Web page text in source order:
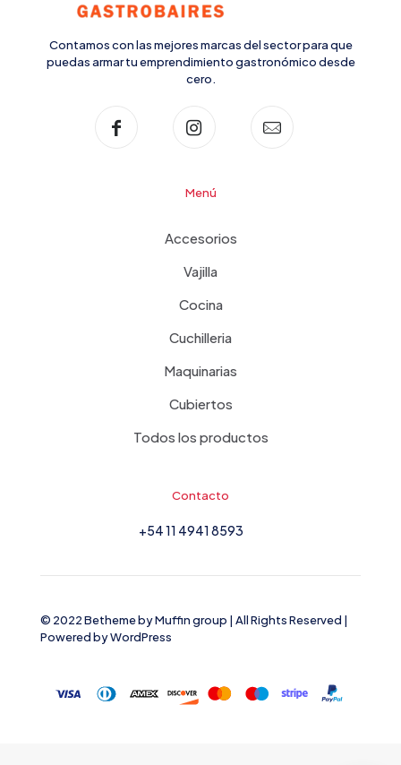
Contamos con las mejores marcas del sector para que
puedas armar tu emprendimiento gastronómico desde
cero.
Menú
Accesorios
Vajilla
Cocina
Cuchilleria
Maquinarias
Cubiertos
Todos los productos
Contacto
+54 11 4941 8593
© 2022 Betheme byMuffin group | All Rights Reserved |
Powered byWordPress